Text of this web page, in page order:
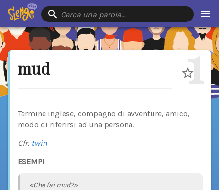
Cerca una parola…
mud 1
Termine inglese, compagno di avventure, amico,
modo di riferirsi ad una persona.
Cfr. twin
ESEMPI
«Che fai mud?»